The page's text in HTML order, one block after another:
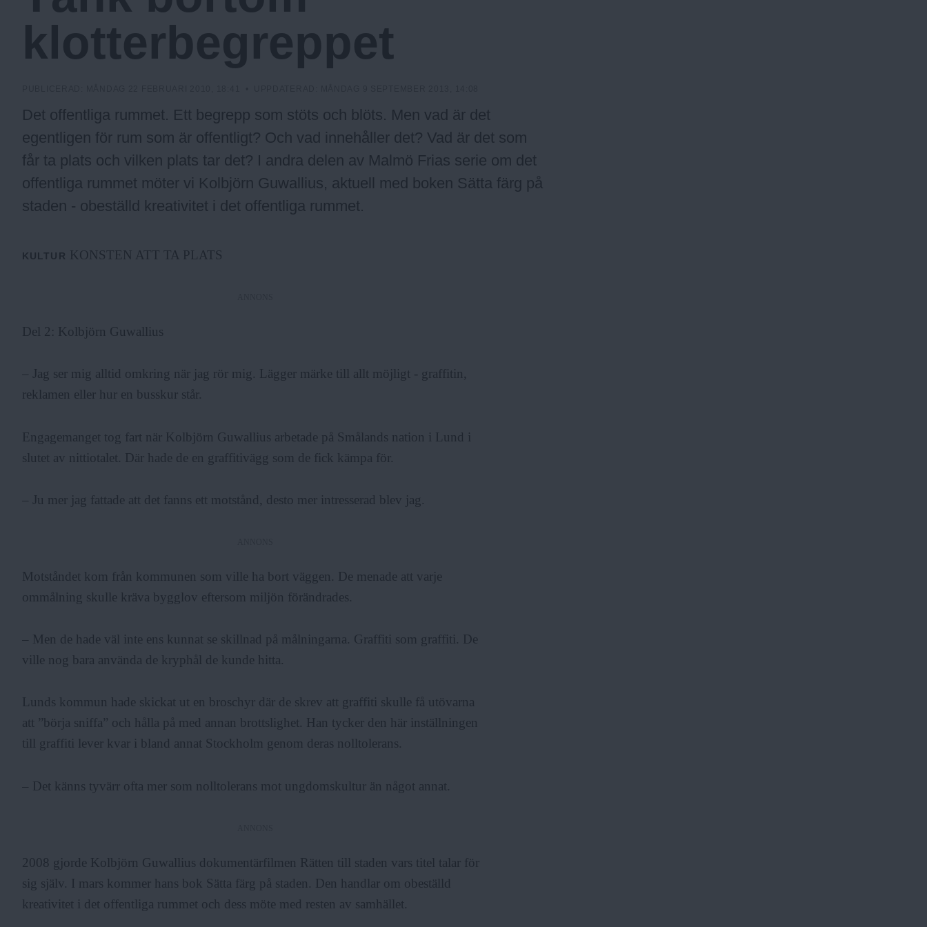
a
N
u
klotterbegreppet
Det offentliga rummet. Ett begrepp som stöts och blöts. Men vad är det
egentligen för rum som är offentligt? Och vad innehåller det? Vad är det som
får ta plats och vilken plats tar det? I andra delen av Malmö Frias serie om det
offentliga rummet möter vi Kolbjörn Guwallius, aktuell med boken Sätta färg på
staden - obeställd kreativitet i det offentliga rummet.
KULTUR KONSTEN ATT TA PLATS
Del 2: Kolbjörn Guwallius
– Jag ser mig alltid omkring när jag rör mig. Lägger märke till allt möjligt - graffitin,
reklamen eller hur en busskur står.
Engagemanget tog fart när Kolbjörn Guwallius arbetade på Smålands nation i Lund i
slutet av nittiotalet. Där hade de en graffitivägg som de fick kämpa för.
– Ju mer jag fattade att det fanns ett motstånd, desto mer intresserad blev jag.
Motståndet kom från kommunen som ville ha bort väggen. De menade att varje
ommålning skulle kräva bygglov eftersom miljön förändrades.
– Men de hade väl inte ens kunnat se skillnad på målningarna. Graffiti som graffiti. De
ville nog bara använda de kryphål de kunde hitta.
Lunds kommun hade skickat ut en broschyr där de skrev att graffiti skulle få utövarna
att ”börja sniffa” och hålla på med annan brottslighet. Han tycker den här inställningen
till graffiti lever kvar i bland annat Stockholm genom deras nolltolerans.
– Det känns tyvärr ofta mer som nolltolerans mot ungdomskultur än något annat.
2008 gjorde Kolbjörn Guwallius dokumentärfilmen Rätten till staden vars titel talar för
sig själv. I mars kommer hans bok Sätta färg på staden. Den handlar om obeställd
kreativitet i det offentliga rummet och dess möte med resten av samhället.